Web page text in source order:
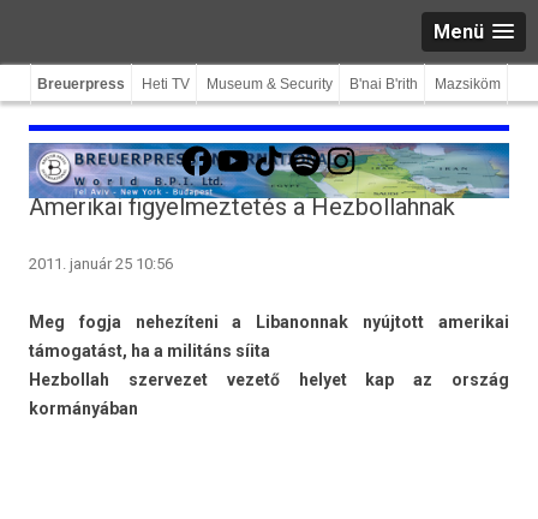
Menü
Breuerpress Heti TV Museum & Security B'nai B'rith Mazsiköm
Facebook
YouTube
TikTokSpotifyInstagram
Amerikai figyelmeztetés a Hezbollahnak
2011. január 25 10:56
Meg fogja nehezíteni a Li­banon­nak nyújtott amerikai
támogatást, ha a militáns síita
Hez­bollah szer­vezet vezető helyet kap az ország
kormányában